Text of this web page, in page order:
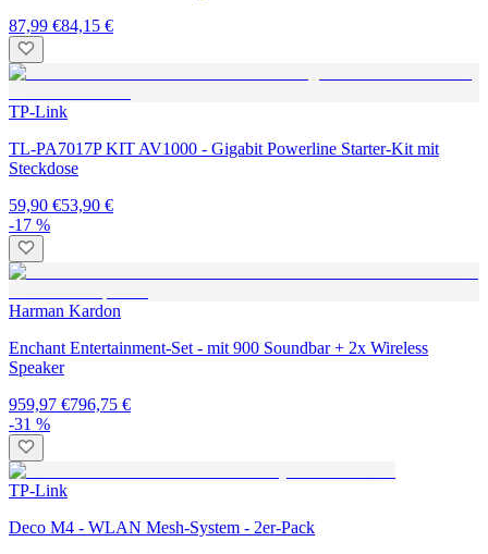
87,99 €84,15 €
TP-Link
TL-PA7017P KIT AV1000 - Gigabit Powerline Starter-Kit mit
Steckdose
59,90 €53,90 €
-17 %
Harman Kardon
Enchant Entertainment-Set - mit 900 Soundbar + 2x Wireless
Speaker
959,97 €796,75 €
-31 %
TP-Link
Deco M4 - WLAN Mesh-System - 2er-Pack